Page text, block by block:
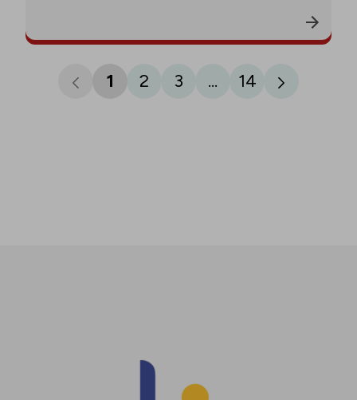
1 2 3 ... 14